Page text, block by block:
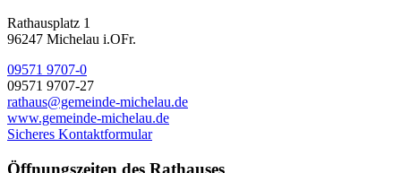
Rathausplatz 1
96247 Michelau i.OFr.
09571 9707-0
09571 9707-27
rathaus@gemeinde-michelau.de
www.gemeinde-michelau.de
Sicheres Kontaktformular
Öffnungszeiten des Rathauses